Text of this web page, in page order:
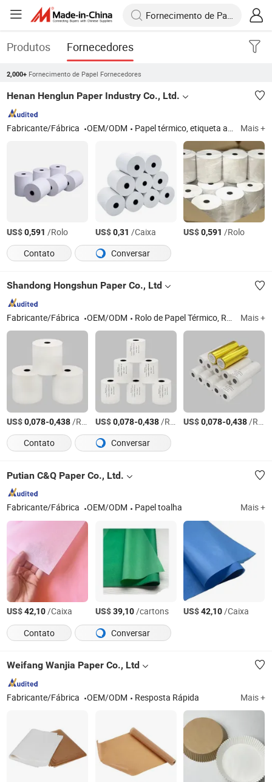
Produtos Fornecedores
2,000+ Fornecimento de Papel Fornecedores
Henan Henglun Paper Industry Co., Ltd.
Fabricante/Fábrica OEM/ODM Papel térmico, etiqueta adesiva, etiqueta autoadesiva Mais +
US$0,591 /Rolo US$0,31 /Caixa US$0,591 /Rolo
Contato
Conversar
Shandong Hongshun Paper Co., Ltd
Fabricante/Fábrica OEM/ODM Rolo de Papel Térmico, Rolo de Papel Sem Carbono, Rolo de Papel Adesivo, Rolo de Papel NCR, Rolo de Papel Térmico POS Mais +
US$0,078-0,438/Rolo US$0,078-0,438/Rolo US$0,078-0,438/Rolo
Contato
Conversar
Putian C&Q Paper Co., Ltd.
Fabricante/Fábrica OEM/ODM Papel toalha Mais +
US$42,10/Caixa US$39,10/cartons US$42,10/Caixa
Contato
Conversar
Weifang Wanjia Paper Co., Ltd
Fabricante/Fábrica OEM/ODM Resposta Rápida Mais +